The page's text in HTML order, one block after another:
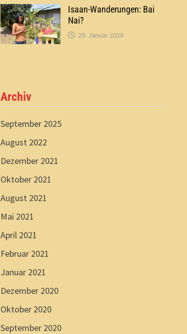
Isaan-Wanderungen: Bai
Nai?
29. Januar 2020
Archiv
September 2025
August 2022
Dezember 2021
Oktober 2021
August 2021
Mai 2021
April 2021
Februar 2021
Januar 2021
Dezember 2020
Oktober 2020
September 2020